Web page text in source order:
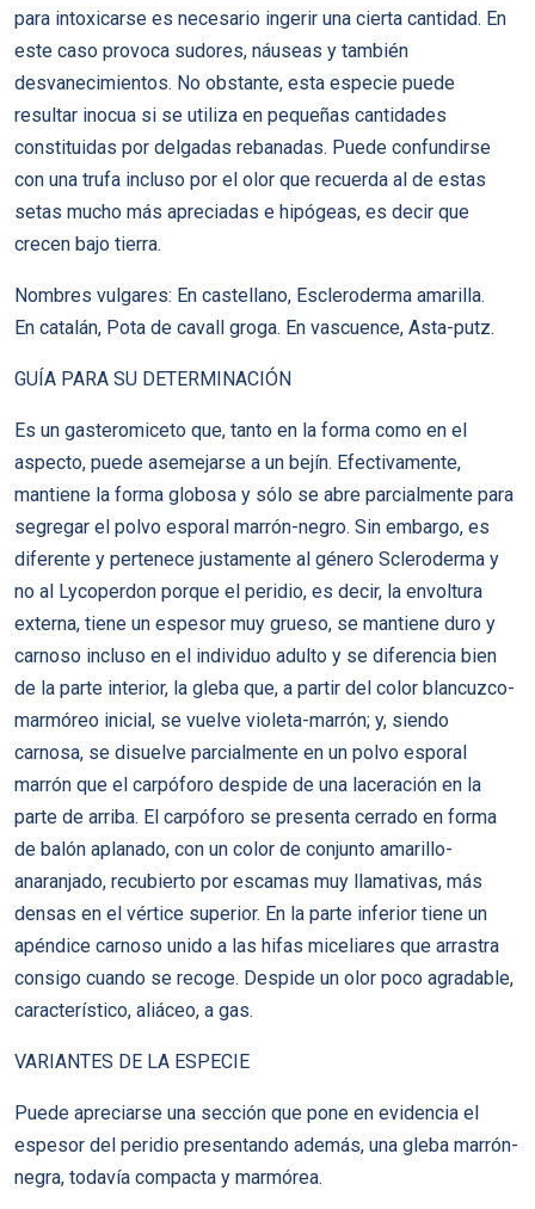
para intoxicarse es necesario ingerir una cierta cantidad. En
este caso provoca sudores, náuseas y también
desvanecimientos. No obstante, esta especie puede
resultar inocua si se utiliza en pequeñas cantidades
constituidas por delgadas rebanadas. Puede confundirse
con una trufa incluso por el olor que recuerda al de estas
setas mucho más apreciadas e hipógeas, es decir que
crecen bajo tierra.
Nombres vulgares: En castellano, Escleroderma amarilla.
En catalán, Pota de cavall groga. En vascuence, Asta-putz.
GUÍA PARA SU DETERMINACIÓN
Es un gasteromiceto que, tanto en la forma como en el
aspecto, puede asemejarse a un bejín. Efectivamente,
mantiene la forma globosa y sólo se abre parcialmente para
segregar el polvo esporal marrón-negro. Sin embargo, es
diferente y pertenece justamente al género Scleroderma y
no al Lycoperdon porque el peridio, es decir, la envoltura
externa, tiene un espesor muy grueso, se mantiene duro y
carnoso incluso en el individuo adulto y se diferencia bien
de la parte interior, la gleba que, a partir del color blancuzco-
marmóreo inicial, se vuelve violeta-marrón; y, siendo
carnosa, se disuelve parcialmente en un polvo esporal
marrón que el carpóforo despide de una laceración en la
parte de arriba. El carpóforo se presenta cerrado en forma
de balón aplanado, con un color de conjunto amarillo-
anaranjado, recubierto por escamas muy llamativas, más
densas en el vértice superior. En la parte inferior tiene un
apéndice carnoso unido a las hifas miceliares que arrastra
consigo cuando se recoge. Despide un olor poco agradable,
característico, aliáceo, a gas.
VARIANTES DE LA ESPECIE
Puede apreciarse una sección que pone en evidencia el
espesor del peridio presentando además, una gleba marrón-
negra, todavía compacta y marmórea.